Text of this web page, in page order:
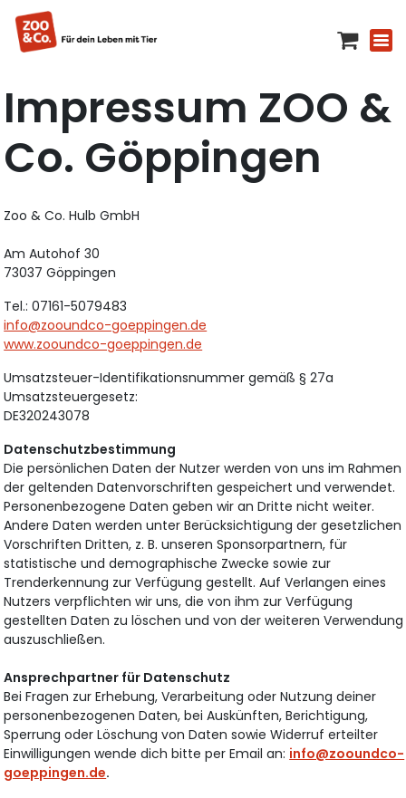
Impressum ZOO &
Co. Göppingen
Zoo & Co. Hulb GmbH
Am Autohof 30
73037 Göppingen
Tel.: 07161-5079483
info@zooundco-goeppingen.de
www.zooundco-goeppingen.de
Umsatzsteuer-Identifikationsnummer gemäß § 27a
Umsatzsteuergesetz:
DE320243078
Datenschutzbestimmung
Die persönlichen Daten der Nutzer werden von uns im Rahmen
der geltenden Datenvorschriften gespeichert und verwendet.
Personenbezogene Daten geben wir an Dritte nicht weiter.
Andere Daten werden unter Berücksichtigung der gesetzlichen
Vorschriften Dritten, z. B. unseren Sponsorpartnern, für
statistische und demographische Zwecke sowie zur
Trenderkennung zur Verfügung gestellt. Auf Verlangen eines
Nutzers verpflichten wir uns, die von ihm zur Verfügung
gestellten Daten zu löschen und von der weiteren Verwendung
auszuschließen.
Ansprechpartner für Datenschutz
Bei Fragen zur Erhebung, Verarbeitung oder Nutzung deiner
personenbezogenen Daten, bei Auskünften, Berichtigung,
Sperrung oder Löschung von Daten sowie Widerruf erteilter
Einwilligungen wende dich bitte per Email an: info@zooundco-
goeppingen.de.